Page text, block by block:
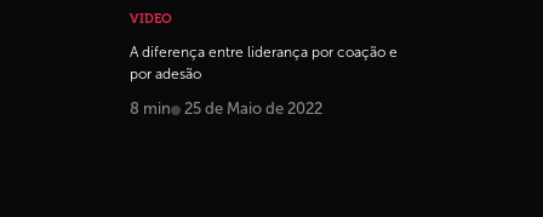
VIDEO
A diferença entre liderança por coação e
por adesão
8 min 25 de Maio de 2022